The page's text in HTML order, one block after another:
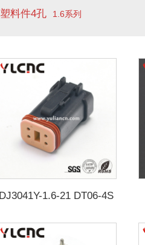
塑料件4孔 1.6系列
DJ3041Y-1.6-21 DT06-4S